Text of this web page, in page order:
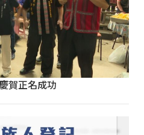
賀正名成功